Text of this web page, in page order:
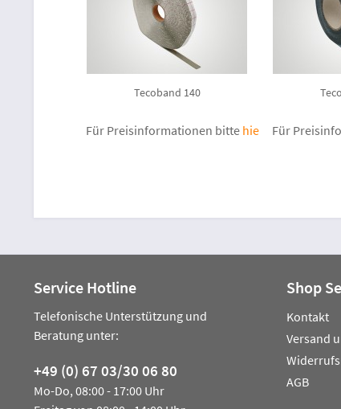
Tecoband 140
Für Preisinformationen bitte hier anmelden.
Für
Service Hotline
Telefonische Unterstützung und
Beratung unter:
+49 (0) 67 03/30 06 80
Mo-Do, 08:00 - 17:00 Uhr
Shop
Kontakt
Versand
AGB